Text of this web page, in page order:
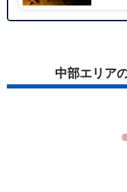
中部エリア